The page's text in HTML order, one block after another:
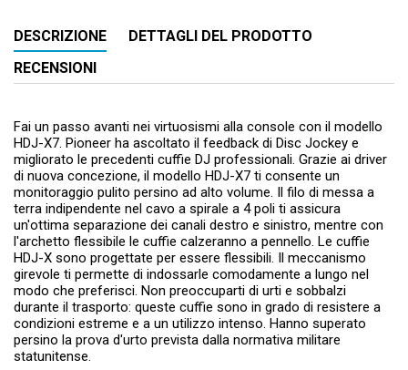
DESCRIZIONE
DETTAGLI DEL PRODOTTO
RECENSIONI
Fai un passo avanti nei virtuosismi alla console con il modello
HDJ-X7. Pioneer ha ascoltato il feedback di Disc Jockey e
migliorato le precedenti cuffie DJ professionali. Grazie ai driver
di nuova concezione, il modello HDJ-X7 ti consente un
monitoraggio pulito persino ad alto volume. Il filo di messa a
terra indipendente nel cavo a spirale a 4 poli ti assicura
un'ottima separazione dei canali destro e sinistro, mentre con
l'archetto flessibile le cuffie calzeranno a pennello. Le cuffie
HDJ-X sono progettate per essere flessibili. Il meccanismo
girevole ti permette di indossarle comodamente a lungo nel
modo che preferisci. Non preoccuparti di urti e sobbalzi
durante il trasporto: queste cuffie sono in grado di resistere a
condizioni estreme e a un utilizzo intenso. Hanno superato
persino la prova d'urto prevista dalla normativa militare
statunitense.